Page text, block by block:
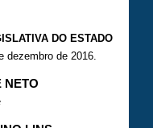
DO ESTADO
dezembro de 2016.
NETO